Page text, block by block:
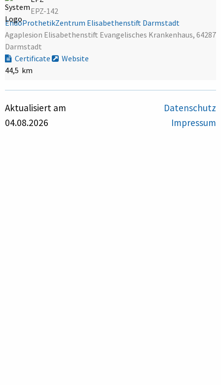
EPZ-142
EndoProthetikZentrum Elisabethenstift Darmstadt
Agaplesion Elisabethenstift Evangelisches Krankenhaus, 64287
Darmstadt
Certificate
Website
44,5 km
Aktualisiert am
04.08.2026
Datenschutz
Impressum